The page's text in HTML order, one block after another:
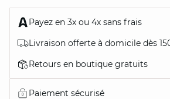
Payez en 3x ou 4x sans frais
Livraison offerte à domicile dès
Retours en boutique gratuits
Paiement sécurisé